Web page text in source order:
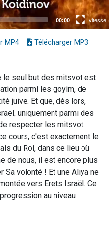
MP4 Télécharger MP3
le seul but des mitsvot est
parmi les goyim, de
juive. Et que, dès lors,
uniquement parmi des
respecter les mitsvot.
cours, c'est exactement le
du Roi, dans ce lieu où
de nous, il est encore plus
Sa volonté ! Et une Aliya ne
vers Erets Israël. Ce
au niveau